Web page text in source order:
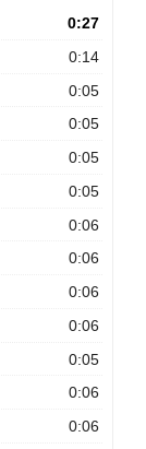
0:27
0:14
0:05
0:05
0:05
0:05
0:06
0:06
0:06
0:06
0:05
0:06
0:06